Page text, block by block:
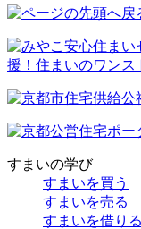
すまいの学び
すまいを買う
すまいを売る
すまいを借りる